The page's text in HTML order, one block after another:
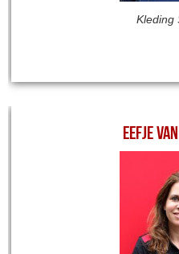
Kleding
Eefje